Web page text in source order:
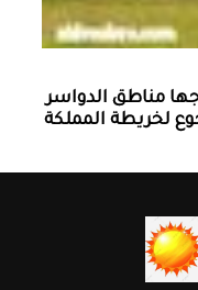
‏مناطق الدواسر
لخريطة المملكة